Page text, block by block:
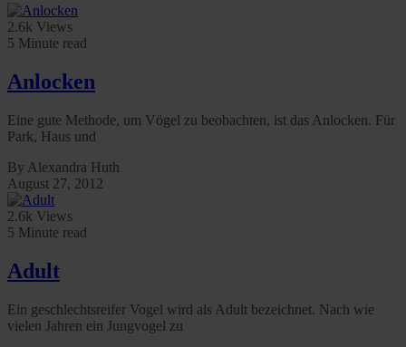
2.6k Views
5 Minute read
Anlocken
Eine gute Methode, um Vögel zu beobachten, ist das Anlocken. Für
Park, Haus und
By Alexandra Huth
August 27, 2012
2.6k Views
5 Minute read
Adult
Ein geschlechtsreifer Vogel wird als Adult bezeichnet. Nach wie
vielen Jahren ein Jungvogel zu